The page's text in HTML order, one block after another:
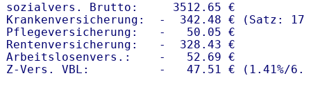
sozialvers. Brutto:     3512.65 €
Krankenversicherung:  -  342.48 € (Satz:
Pflegeversicherung:   -   50.05 €
Rentenversicherung:   -  328.43 €
Arbeitslosenvers.:    -   52.69 €
Z-Vers. VBL:          -   47.51 € ( 1.41%/